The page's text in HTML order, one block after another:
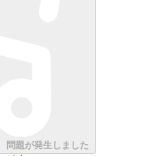
問題が発生しました